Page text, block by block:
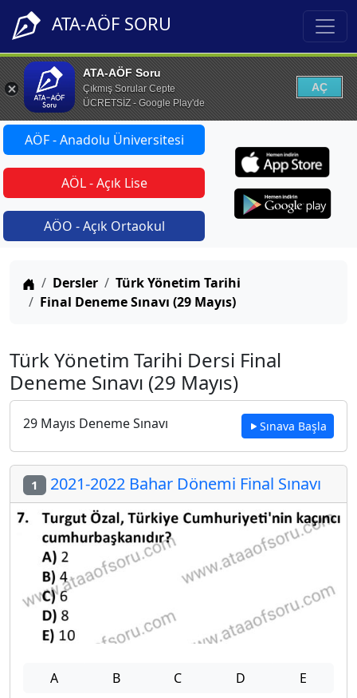
ATA-AÖF SORU
ATA-AÖF Soru
Çıkmış Sorular Cepte
ÜCRETSİZ - Google Play'de
AÇ
AÖF - Anadolu Üniversitesi
AÖL - Açık Lise
AÖO - Açık Ortaokul
Anasayfa
Dersler
Türk Yönetim Tarihi
Final Deneme Sınavı (29 Mayıs)
Türk Yönetim Tarihi Dersi Final
Deneme Sınavı (29 Mayıs)
29 Mayıs Deneme Sınavı Sınava Başla
1 2021-2022 Bahar Dönemi Final Sınavı
A B C D E